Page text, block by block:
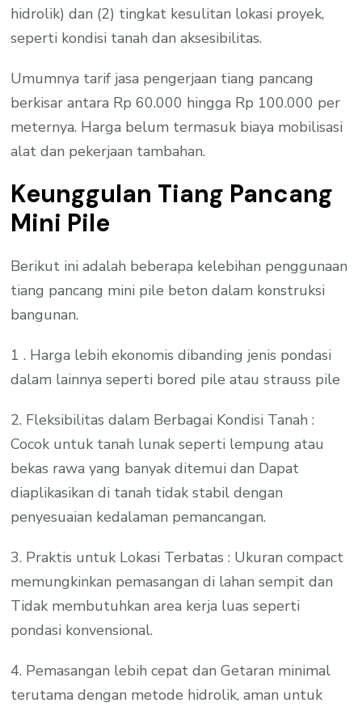
hidrolik) dan (2) tingkat kesulitan lokasi proyek,
seperti kondisi tanah dan aksesibilitas.
Umumnya tarif jasa pengerjaan tiang pancang
berkisar antara Rp 60.000 hingga Rp 100.000 per
meternya. Harga belum termasuk biaya mobilisasi
alat dan pekerjaan tambahan.
Keunggulan Tiang Pancang
Mini Pile
Berikut ini adalah beberapa kelebihan penggunaan
tiang pancang mini pile beton dalam konstruksi
bangunan.
1 . Harga lebih ekonomis dibanding jenis pondasi
dalam lainnya seperti bored pile atau strauss pile
2. Fleksibilitas dalam Berbagai Kondisi Tanah :
Cocok untuk tanah lunak seperti lempung atau
bekas rawa yang banyak ditemui dan Dapat
diaplikasikan di tanah tidak stabil dengan
penyesuaian kedalaman pemancangan.
3. Praktis untuk Lokasi Terbatas : Ukuran compact
memungkinkan pemasangan di lahan sempit dan
Tidak membutuhkan area kerja luas seperti
pondasi konvensional.
4. Pemasangan lebih cepat dan Getaran minimal
terutama dengan metode hidrolik, aman untuk